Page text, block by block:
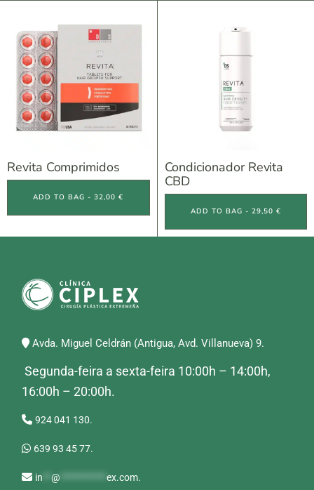
Revita Comprimidos
ADD TO BAG - 32,00 €
Condicionador Revita
CBD
ADD TO BAG - 29,50 €
Avda. Miguel Celdrán (Antigua, Avd. Villanueva) 9.
Segunda-feira a sexta-feira 10:00h – 14:00h,
16:00h – 20:00h.
924 041 130.
639 93 45 77.
in **@ ***********ex.com.